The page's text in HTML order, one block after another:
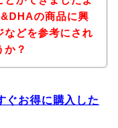
の商品に興
などを参考にされ
か？
ぐお得に購入した